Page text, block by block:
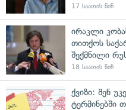
17 საათის წინ
ირაკლი
თითქოს
შექმნილი
18 საათის წინ
ქვიზი: შენ
ტერმინებში